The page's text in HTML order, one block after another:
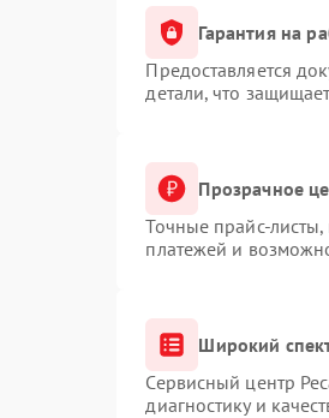
Гарантия на
Предоставляется
детали, что
Прозрачное
Точные прайс-листы,
платежей и
Широкий
Сервисный центр
диагностику и